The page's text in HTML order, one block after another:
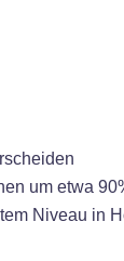
um etwa
Niveau in